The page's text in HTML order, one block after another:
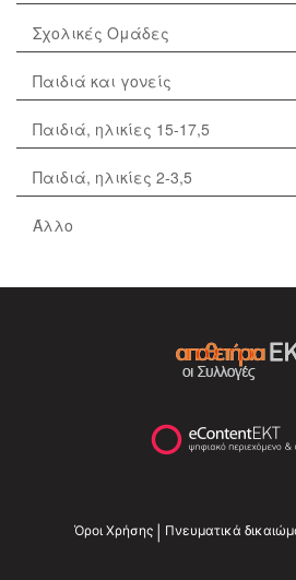
Σχολικές Ομάδες
Παιδιά και γονείς
Παιδιά, ηλικίες 15-17,5
Παιδιά, ηλικίες 2-3,5
Άλλο